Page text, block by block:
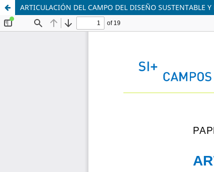
ARTICULACIÓN DEL CAMPO DEL DISEÑO SUSTENTABLE